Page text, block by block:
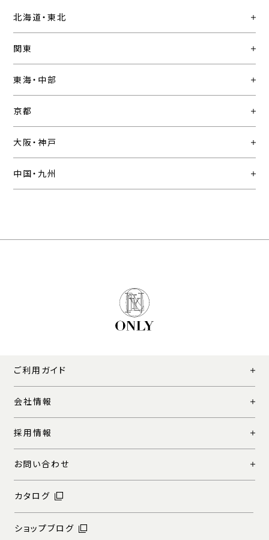
北海道・東北
関東
東海・中部
京都
大阪・神戸
中国・九州
ご利用ガイド
会社情報
採用情報
お問い合わせ
カタログ
ショップブログ